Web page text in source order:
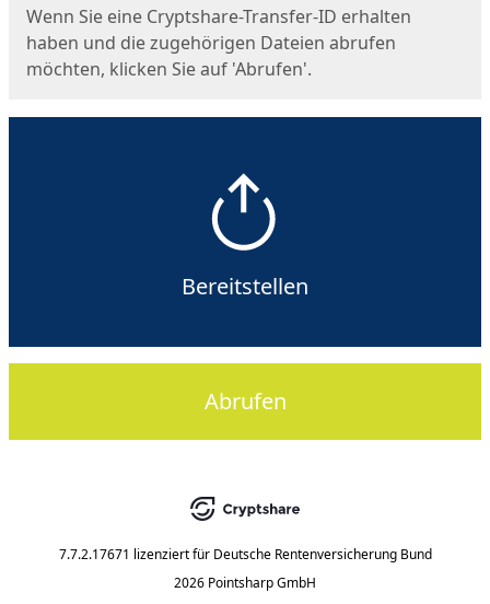
Wenn Sie eine Cryptshare-Transfer-ID erhalten
haben und die zugehörigen Dateien abrufen
möchten, klicken Sie auf 'Abrufen'.
Bereitstellen
Abrufen
7.7.2.17671 lizenziert für Deutsche Rentenversicherung Bund
2026 Pointsharp GmbH